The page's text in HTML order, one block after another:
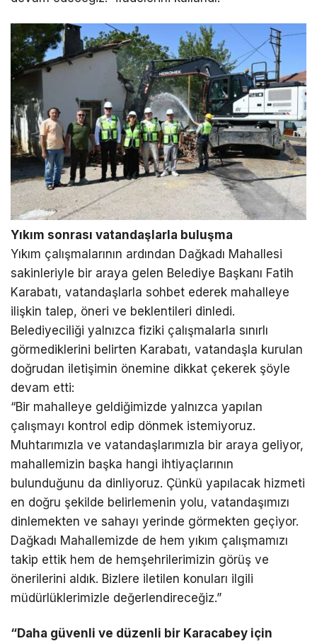
Yıkım sonrası vatandaşlarla buluşma
Yıkım çalışmalarının ardından Dağkadı Mahallesi
sakinleriyle bir araya gelen Belediye Başkanı Fatih
Karabatı, vatandaşlarla sohbet ederek mahalleye
ilişkin talep, öneri ve beklentileri dinledi.
Belediyeciliği yalnızca fiziki çalışmalarla sınırlı
görmediklerini belirten Karabatı, vatandaşla kurulan
doğrudan iletişimin önemine dikkat çekerek şöyle
devam etti:
“Bir mahalleye geldiğimizde yalnızca yapılan
çalışmayı kontrol edip dönmek istemiyoruz.
Muhtarımızla ve vatandaşlarımızla bir araya geliyor,
mahallemizin başka hangi ihtiyaçlarının
bulunduğunu da dinliyoruz. Çünkü yapılacak hizmeti
en doğru şekilde belirlemenin yolu, vatandaşımızı
dinlemekten ve sahayı yerinde görmekten geçiyor.
Dağkadı Mahallemizde de hem yıkım çalışmamızı
takip ettik hem de hemşehrilerimizin görüş ve
önerilerini aldık. Bizlere iletilen konuları ilgili
müdürlüklerimizle değerlendireceğiz.”
“Daha güvenli ve düzenli bir Karacabey için